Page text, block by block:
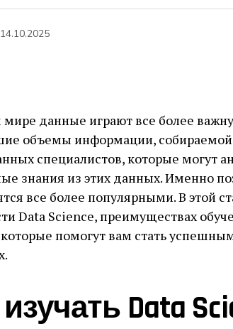
14.10.2025
данные играют все более
объемы информации,
специалистов, которые могут
знания из этих данных. Именно
все более популярными. В этой
Data Science, преимуществах
помогут вам стать
Data